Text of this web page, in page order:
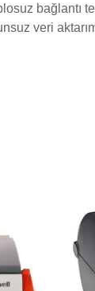
bağlantı
veri